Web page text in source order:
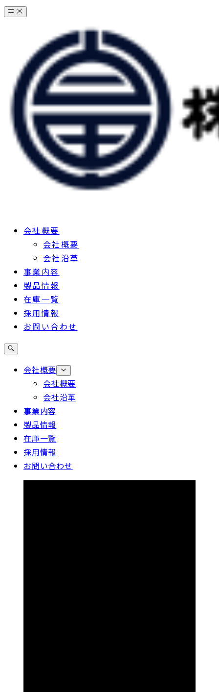
コ
ス
キ
ッ
会社概要
会社概要
会社沿革
事業内容
製品情報
在庫一覧
採用情報
お問い合わせ
会社概要
会社概要
会社沿革
事業内容
製品情報
在庫一覧
採用情報
お問い合わせ